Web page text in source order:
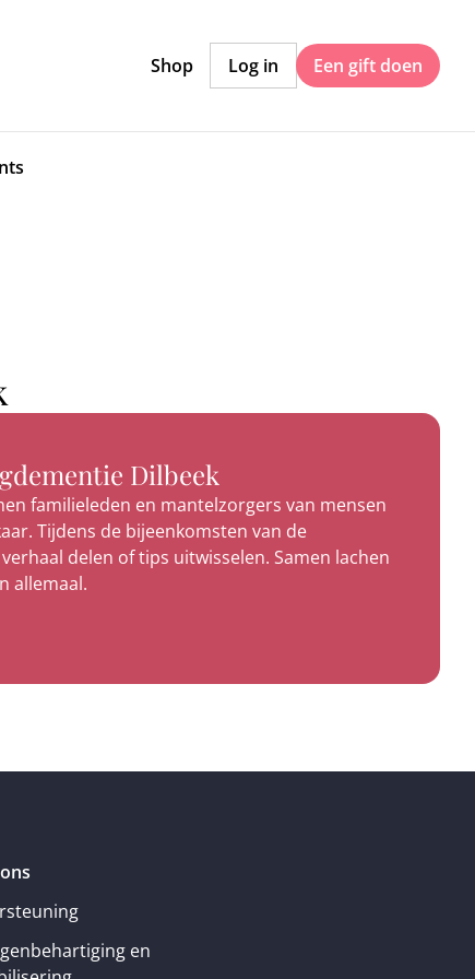
Shop Log in Een gift doen
Dilbeek
familieleden en mantelzorgers van mensen
Tijdens de bijeenkomsten van de
delen of tips uitwisselen. Samen lachen
allemaal.
en